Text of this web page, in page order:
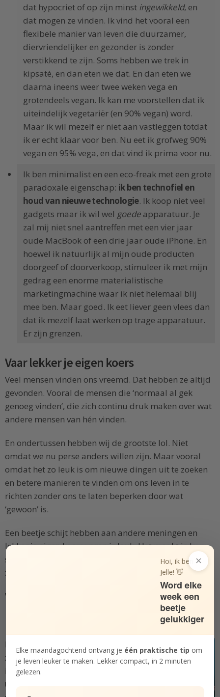
dat hypocriet of op zijn minst ingewikkeld, en
dat mogen ze vinden. Ik vind het vooral een
flexibele manier van leven die duurzamer,
diervriendelijker en gezonder is zonder
verstikkend te zijn. Soms hebben we trek in
kipsaté, en dan eten we dat. En dan eten we
daarna ineens weer twee weken vega en
grotendeels vegan. Ik kan me voorstellen dat ik
uiteindelijk vegetariër (en 90% vegan) word.
Maar ik wil mezelf er niet aan vastleggen totdat
ik er echt klaar voor ben. Nu eet ik grofweg 90%
vegan en 95% vega, en dat vind ik prima voor nu.
Ik ben minimalist en een eco-freak met een grote
paradoxale eigenschap: ik ben technofiel en
houd van nieuwe technologie. Ik koop niet veel
gadgets maar ik wil wel goede apparatuur. Je
zal mij niet snel aantreffen met een vier jaar
oude MacBook of een drie jaar oude iPhone. En
hoewel ik natuurlijk al mijn oude producten
doorgeef of doorverkoop, stimuleer ik met mijn
gedrag een enorme materialistische
marketingmachine waar ik niet helemaal blij
mee ben. Maar goed. Ik eet liever geen vlees dan
dat ik mezelf laat werken op trage apparatuur.
Er zijn grenzen.
Vaar lekker je eigen koers
Veel mensen vinden ons vreemd. Dat hebben ze altijd
gevonden. Vooral de mensen die ‘normaal al gek
genoeg vinden’, die zich continu druk maken over wat
andere mensen van hén vinden.
En ondertussen hebben wij de grootste lol. Niet
omdat we nu perse anders willen zijn. Maar vooral
omdat het zo leuk is om nieuwe dingen uit te zoeken
en betere manieren te vinden om ons leven in te
richten zonder ons te laten beperken door wat
‘gewoon’ is.
Een beetje schijt hebben aan andere meningen en
lekker je eigen koers varen is leuk. Het maakt je leven
spannender en de kwaliteit van je leven hoger. Dus ik
zou zeggen: wees niet bang om gek te zijn.
Wees liever bang om ‘normaal’ te zijn. Brrr.
zijn? Met deze Bundel wil
ik je inspireren om
unieke zelf te vieren
×
Hoi, ik ben
Jelle! 👋
Word elke
week een
beetje
gelukkiger
Elke maandagochtend ontvang je één praktische tip om
je leven leuker te maken. Lekker compact, in 2 minuten
gelezen.